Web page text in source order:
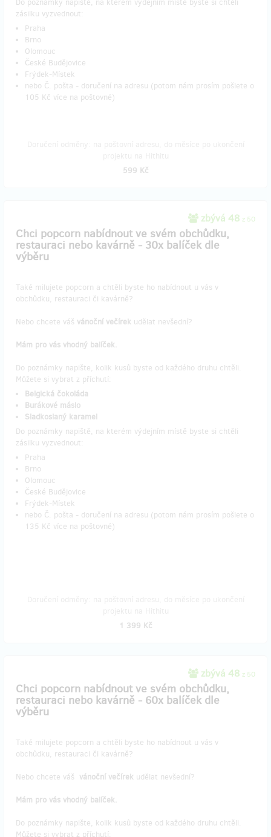
Do poznámky napiště, na kterém výdejním místě byste si chtěli
zásilku vyzvednout:
Praha
Brno
Olomouc
České Budějovice
Frýdek-Místek
nebo Č. pošta - doručení na adresu (potom nám prosím pošlete o
105 Kč více na poštovné)
599 Kč
zbývá 48 z 50
Chci popcorn nabídnout ve svém obchůdku,
restauraci nebo kavárně - 30x balíček dle
výběru
Také milujete popcorn a chtěli byste ho nabídnout u vás v
obchůdku, restauraci či kavárně?
Nebo chcete váš vánoční večírek udělat nevšední?
Mám pro vás vhodný balíček.
Do poznámky napište, kolik kusů byste od každého druhu chtěli.
Můžete si vybrat z příchutí:
Belgická čokoláda
Burákové máslo
Sladkoslaný karamel
Do poznámky napiště, na kterém výdejním místě byste si chtěli
zásilku vyzvednout:
Praha
Brno
Olomouc
České Budějovice
Frýdek-Místek
nebo Č. pošta - doručení na adresu (potom nám prosím pošlete o
135 Kč více na poštovné)
1 399 Kč
zbývá 48 z 50
Chci popcorn nabídnout ve svém obchůdku,
restauraci nebo kavárně - 60x balíček dle
výběru
Také milujete popcorn a chtěli byste ho nabídnout u vás v
obchůdku, restauraci či kavárně?
Nebo chcete váš vánoční večírek udělat nevšední?
Mám pro vás vhodný balíček.
Do poznámky napište, kolik kusů byste od každého druhu chtěli.
Můžete si vybrat z příchutí: